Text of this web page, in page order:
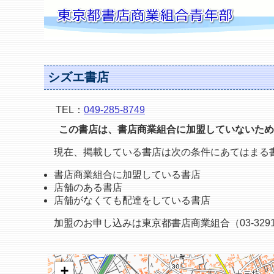
シズエ書店
TEL： 049-285-8749
この書店は、書店商業組合に加盟していないた
現在、掲載している書店は次の条件にあてはまる
書店商業組合に加盟している書店
店舗のある書店
店舗がなくても配達をしている書店
加盟のお申し込みは東京都書店商業組合（03-
+